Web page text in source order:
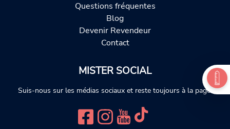
Questions fréquentes
Blog
Devenir Revendeur
Contact
MISTER SOCIAL
Suis-nous sur les médias sociaux et reste toujours à la page.